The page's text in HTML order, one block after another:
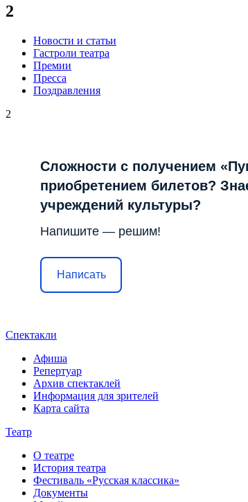
2
Новости и статьи
Гастроли театра
Премии
Пресса
Поздравления
2
Сложности с получением
приобретением билетов?
учреждений культуры?
Напишите — решим!
Написать
Спектакли
Афиша
Репертуар
Архив спектаклей
Информация для зрителей
Карта сайта
Театр
О театре
История театра
Фестиваль «Русская классика»
Документы